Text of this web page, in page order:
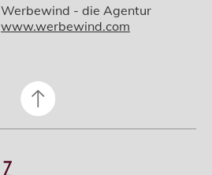
Werbewind - die Agentur
www.werbewind.com